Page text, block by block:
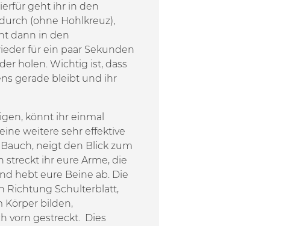
geht ihr in den
(ohne Hohlkreuz),
dann in den
für ein paar Sekunden
holen. Wichtig ist, dass
gerade bleibt und ihr
könnt ihr einmal
weitere sehr effektive
neigt den Blick zum
streckt ihr eure Arme, die
hebt eure Beine ab. Die
Richtung Schulterblatt,
Körper bilden,
vorn gestreckt. Dies